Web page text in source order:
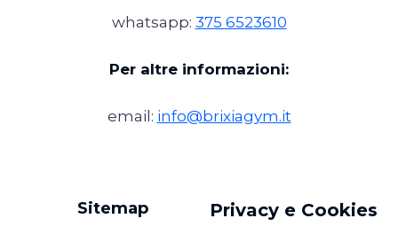
whatsapp: 375 6523610
Per altre informazioni:
email: info@brixiagym.it
Sitemap
Privacy e Cookies